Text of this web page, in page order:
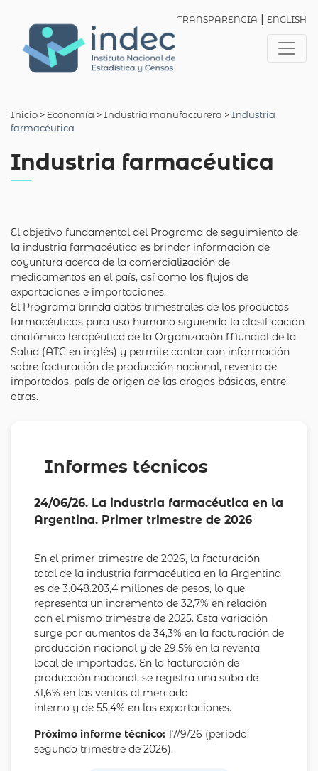
TRANSPARENCIA ENGLISH
Inicio > Economía >Industria manufacturera >Industria
farmacéutica
Industria farmacéutica
El objetivo fundamental del Programa de seguimiento de
la industria farmacéutica es brindar información de
coyuntura acerca de la comercialización de
medicamentos en el país, así como los flujos de
exportaciones e importaciones.
El Programa brinda datos trimestrales de los productos
farmacéuticos para uso humano siguiendo la clasificación
anatómico terapéutica de la Organización Mundial de la
Salud (ATC en inglés) y permite contar con información
sobre facturación de producción nacional, reventa de
importados, país de origen de las drogas básicas, entre
otras.
Informes técnicos
24/06/26. La industria farmacéutica en la
Argentina. Primer trimestre de 2026
En el primer trimestre de 2026, la facturación
total de la industria farmacéutica en la Argentina
es de 3.048.203,4 millones de pesos, lo que
representa un incremento de 32,7% en relación
con el mismo trimestre de 2025. Esta variación
surge por aumentos de 34,3% en la facturación de
producción nacional y de 29,5% en la reventa
local de importados. En la facturación de
producción nacional, se registra una suba de
31,6% en las ventas al mercado
interno y de 55,4% en las exportaciones.
Próximo informe técnico: 17/9/26 (período:
segundo trimestre de 2026).